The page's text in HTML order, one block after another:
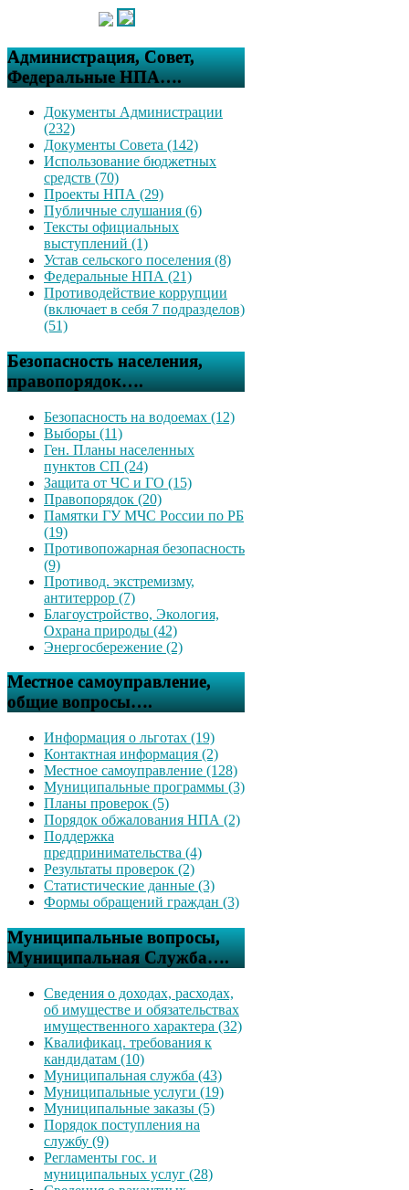
Администрация, Совет,
Федеральные НПА….
Документы Администрации
(232)
Документы Совета (142)
Использование бюджетных
средств (70)
Проекты НПА (29)
Публичные слушания (6)
Тексты официальных
выступлений (1)
Устав сельского поселения (8)
Федеральные НПА (21)
Противодействие коррупции
(включает в себя 7 подразделов)
(51)
Безопасность населения,
правопорядок….
Безопасность на водоемах (12)
Выборы (11)
Ген. Планы населенных
пунктов СП (24)
Защита от ЧС и ГО (15)
Правопорядок (20)
Памятки ГУ МЧС России по РБ
(19)
Противопожарная безопасность
(9)
Противод. экстремизму,
антитеррор (7)
Благоустройство, Экология,
Охрана природы (42)
Энергосбережение (2)
Местное самоуправление,
общие вопросы….
Информация о льготах (19)
Контактная информация (2)
Местное самоуправление (128)
Муниципальные программы (3)
Планы проверок (5)
Порядок обжалования НПА (2)
Поддержка
предпринимательства (4)
Результаты проверок (2)
Статистические данные (3)
Формы обращений граждан (3)
Муниципальные вопросы,
Муниципальная Служба….
Сведения о доходах, расходах,
об имуществе и обязательствах
имущественного характера (32)
Квалификац. требования к
кандидатам (10)
Муниципальная служба (43)
Муниципальные услуги (19)
Муниципальные заказы (5)
Порядок поступления на
службу (9)
Регламенты гос. и
муниципальных услуг (28)